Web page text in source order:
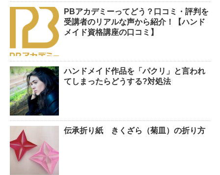
PBアカデミーってどう？口コミ・評判を
受講者のリアルな声から紹介！【ハンド
メイド資格講座の口コミ】
ハンドメイド作品を「パクリ」と言われ
てしまったらどうする?対処法
伝承折り紙 きくざら（菊皿）の折り方